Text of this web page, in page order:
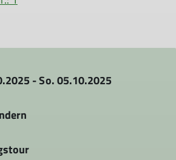
- So. 05.10.2025